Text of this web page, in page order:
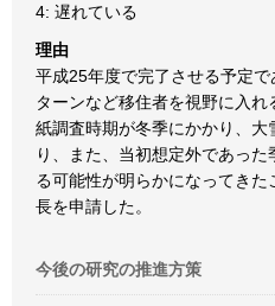
4: 遅れている
理由
平成25年度で完了させる予定
ターンなど移住者を視野に入
紙調査時期が冬季にかかり、大
り、また、当初想定外であっ
る可能性が明らかになってき
長を申請した。
今後の研究の推進方策